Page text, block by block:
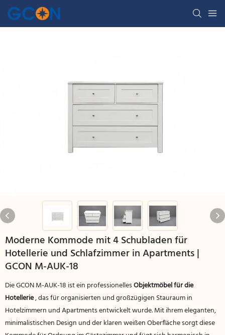
Moderne Kommode mit 4 Schubladen für
Hotellerie und Schlafzimmer in Apartments |
GCON M-AUK-18
Die GCON M-AUK-18 ist ein professionellesObjektmöbel für die
Hotellerie, das für organisierten und großzügigen Stauraum in
Hotelzimmern und Apartments entwickelt wurde. Mit ihrem eleganten,
minimalistischen Design und der klaren weißen Oberfläche sorgt diese